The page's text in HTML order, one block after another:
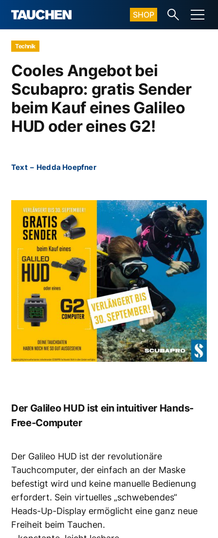
SHOP
Technik
Cooles Angebot bei
Scubapro: gratis Sender
beim Kauf eines Galileo
HUD oder eines G2!
Text – Hedda Hoepfner
Der Galileo HUD ist ein intuitiver Hands-
Free-Computer
Der Galileo HUD ist der revolutionäre
Tauchcomputer, der einfach an der Maske
befestigt wird und keine manuelle Bedienung
erfordert. Sein virtuelles „schwebendes“
Heads-Up-Display ermöglicht eine ganz neue
Freiheit beim Tauchen.